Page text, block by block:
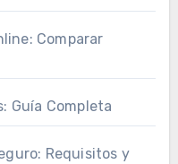
Comparar
Guía Completa
Requisitos y